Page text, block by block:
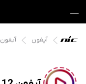
گیفت کارت
آیفون آیفون 12 | قیمت خرید آیفون ۱۲